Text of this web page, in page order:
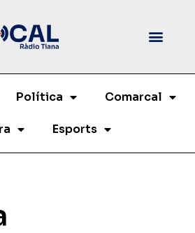
Política Comarcal
Esports